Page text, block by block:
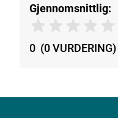
Gjennomsnittlig:
0 (0VURDERING)